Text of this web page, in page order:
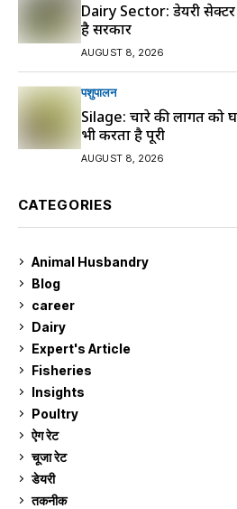
Dairy Sector: डेयरी
है सरकार
AUGUST 8, 2026
पशुपालन
Silage: चारे की लागत को
भी करता है पूरी
AUGUST 8, 2026
CATEGORIES
Animal Husbandry
Blog
career
Dairy
Expert's Article
Fisheries
Insights
Poultry
ऐग रेट
चूजा रेट
डेयरी
तकनीक